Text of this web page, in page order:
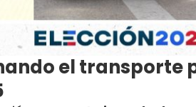
el transporte